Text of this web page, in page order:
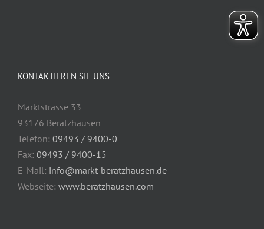
KONTAKTIEREN SIE UNS
Marktstrasse 33
93176 Beratzhausen
Telefon: 09493 / 9400-0
Fax: 09493 / 9400-15
E-Mail: info@markt-beratzhausen.de
Webseite: www.beratzhausen.com